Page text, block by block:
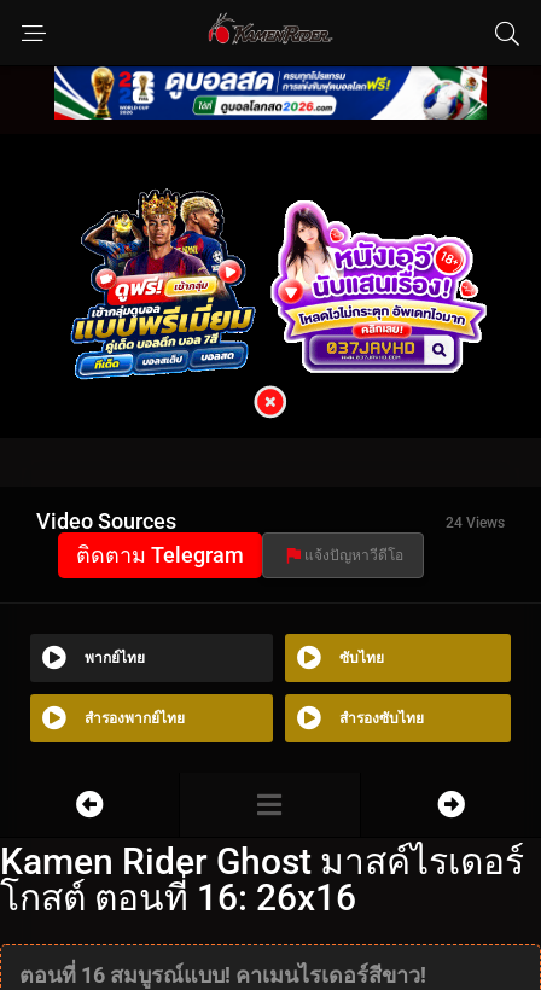
Video Sources 24 Views
ติดตาม Telegram แจ้งปัญหาวีดีโอ
พากย์ไทย ซับไทย
สำรองพากย์ไทย สำรองซับไทย
Kamen Rider Ghost มาสค์ไรเดอร์
โกสต์ ตอนที่ 16: 26x16
ตอนที่ 16 สมบูรณ์แบบ! คาเมนไรเดอร์สีขาว!